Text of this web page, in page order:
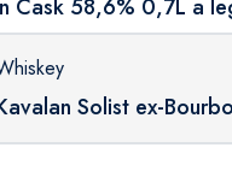
Cask 58,6% 0,7L a
Solist ex-